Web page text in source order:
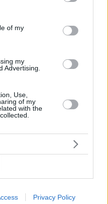
and its third-party tags to
purposes in below Google
of my
my
Advertising.
Use,
of my
with the
Privacy Policy